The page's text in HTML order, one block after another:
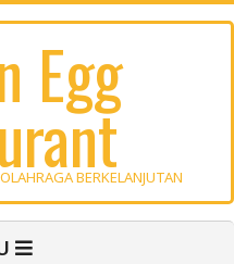
Egg
BERKELANJUTAN